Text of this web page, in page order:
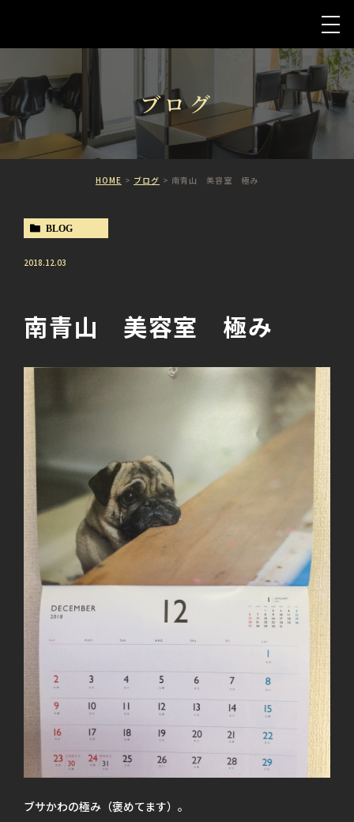
ブログ
HOME ブログ 南青山 美容室 極み
BLOG
2018.12.03
南青山 美容室 極み
ブサかわの極み（褒めてます）。